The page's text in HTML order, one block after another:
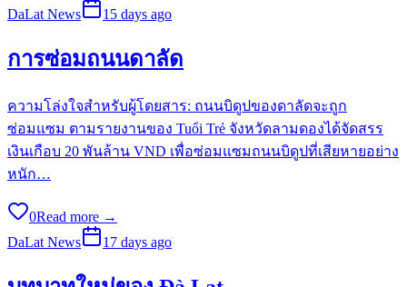
DaLat News
15 days ago
การซ่อมถนนดาลัด
ความโล่งใจสำหรับผู้โดยสาร: ถนนบิดูปของดาลัดจะถูก
ซ่อมแซม ตามรายงานของ Tuổi Trẻ จังหวัดลามดองได้จัดสรร
เงินเกือบ 20 พันล้าน VND เพื่อซ่อมแซมถนนบิดูปที่เสียหายอย่าง
หนัก…
0Read more →
DaLat News
17 days ago